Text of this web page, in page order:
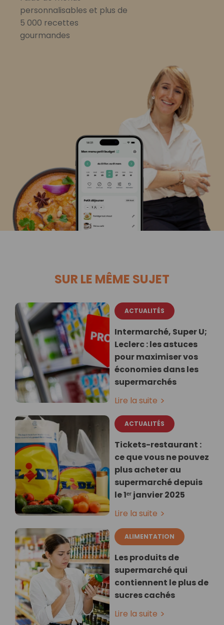
personnalisables et plus de
5 000 recettes
gourmandes
SUR LE MÊME SUJET
ACTUALITÉS
Intermarché, Super U;
Leclerc : les astuces
pour maximiser vos
économies dans les
supermarchés
Lire la suite
ACTUALITÉS
Tickets-restaurant :
ce que vous ne pouvez
plus acheter au
supermarché depuis
le 1ᵉʳ janvier 2025
Lire la suite
ALIMENTATION
Les produits de
supermarché qui
contiennent le plus de
sucres cachés
Lire la suite